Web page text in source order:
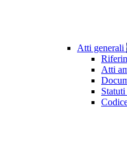
Atti generali
Atti